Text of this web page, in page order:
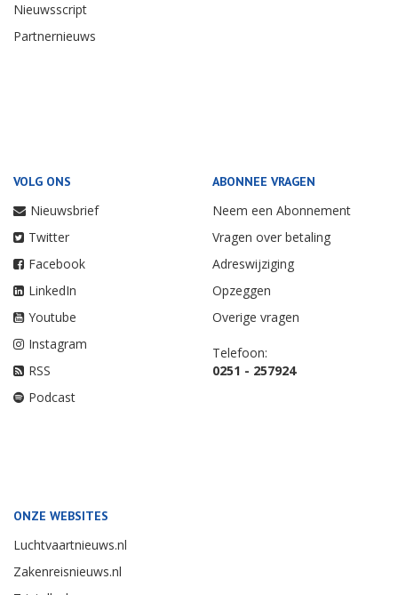
Nieuwsscript
Partnernieuws
VOLG ONS
Nieuwsbrief
Twitter
Facebook
LinkedIn
Youtube
Instagram
RSS
Podcast
ABONNEE VRAGEN
Neem een Abonnement
Vragen over betaling
Adreswijziging
Opzeggen
Overige vragen
Telefoon:
0251 - 257924
ONZE WEBSITES
Luchtvaartnieuws.nl
Zakenreisnieuws.nl